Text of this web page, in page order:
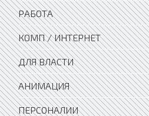
РАБОТА
КОМП / ИНТЕРНЕТ
ДЛЯ ВЛАСТИ
АНИМАЦИЯ
ПЕРСОНАЛИИ